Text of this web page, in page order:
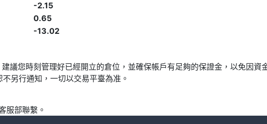
-2.15
0.65
-13.02
您時刻管理好已經開立的倉位，並確保帳戶有足夠的保證金，以免因資
另行通知，一切以交易平臺為准。
服部聯繫。